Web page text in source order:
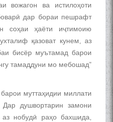
вожагон ва истилоҳоти
дар бораи пешрафт
соҳаи ҳаёти иҷтимоию
қазоват кунем, аз
бисёр муътамад барои
тамаддуни мо мебошад”
муттаҳидии миллати
Дар душвортарин замони
аз нобудӣ раҳо бахшида,